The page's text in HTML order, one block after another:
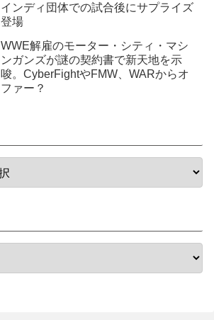
インディ団体での試合後にサプライズ
登場
WWE解雇のモーター・シティ・マシ
ンガンズが謎の契約書で新天地を示
唆。CyberFightやFMW、WARからオ
ファー？